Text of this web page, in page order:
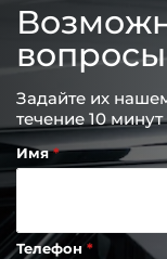
Задайте их
течение 10 минут
Имя
Телефон